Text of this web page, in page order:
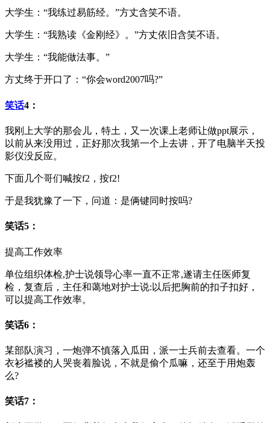
大学生：“我练过易筋经。”方丈含笑不语。
大学生：“我熟读《金刚经》。”方丈依旧含笑不语。
大学生：“我能做法事。”
方丈终于开口了：“你会word2007吗?”
笑话4：
我刚上大学的那会儿，特土，又一次课上老师让做ppt展示，
以前从来没用过，正好那次我第一个上去讲，开了电脑半天投
影仪没反应。
下面几个哥们喊按f2，按f2!
于是我犹豫了一下，问道：是俩键同时按吗?
笑话5：
提高工作效率
单位组织体检,护士说领导心率一直不正常,遂请主任医师复
检，复查后，主任和蔼地对护士说:以后把胸前的扣子扣好，
可以提高工作效率。
笑话6：
某部队演习，一炮弹不慎落入瓜田，派一士兵前去查看。一个
衣衫褴褛的人哭丧着脸说，不就是偷个瓜嘛，还至于用炮轰
么?
笑话7：